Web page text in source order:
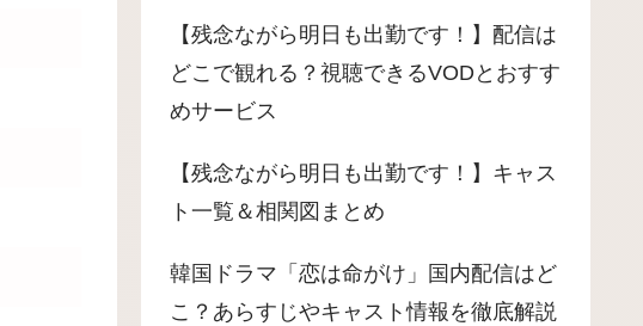
【残念ながら明日も出勤です！】配信は
どこで観れる？視聴できるVODとおすす
めサービス
【残念ながら明日も出勤です！】キャス
ト一覧＆相関図まとめ
韓国ドラマ「恋は命がけ」国内配信はど
こ？あらすじやキャスト情報を徹底解説